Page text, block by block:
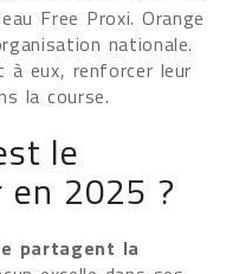
Free Proxi. Orange
nationale.
à eux, renforcer leur
la course.
le
en 2025 ?
partagent la